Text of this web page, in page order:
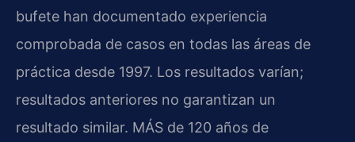
bufete han documentado experiencia
comprobada de casos en todas las áreas de
práctica desde 1997. Los resultados varían;
resultados anteriores no garantizan un
resultado similar. MÁS de 120 años de